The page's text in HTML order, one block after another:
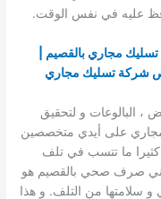
عليه في نفس الوقت.
مجاري بالقصيم |
شركة تسليك مجاري
، البالوعات و لتحقيق
على أيدي متخصصين
كثيرا ما تتسب في تلف
فني صرف صحي بالقصيم هو
و سلامتها من التلف. و هذا